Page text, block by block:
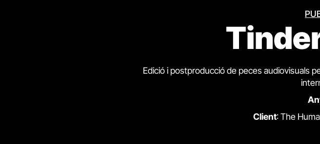
Edició i postproducció de peces audiovisuals
Client: The